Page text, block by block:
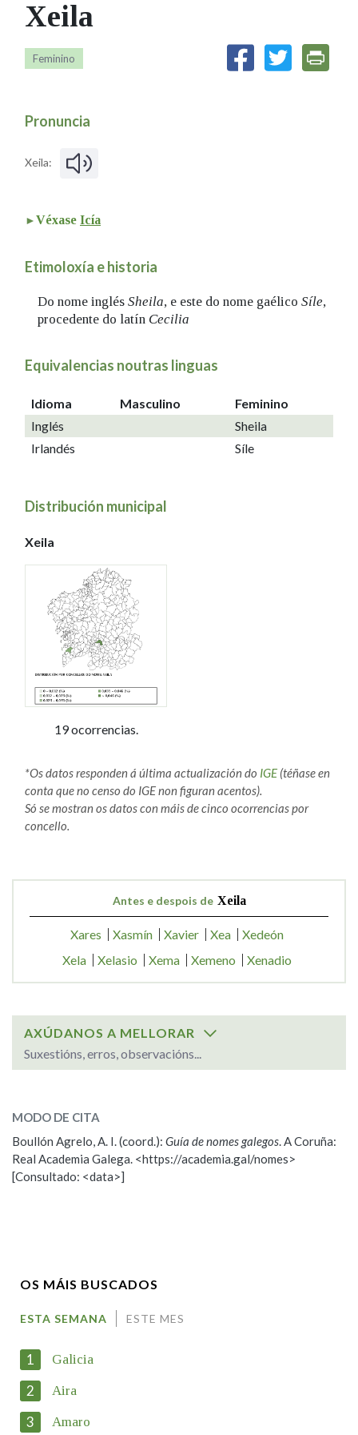
CASA-MUSEO EMILIA PARDO
60 ANOS DLG
Facebook
TwitterYoutubeInstagram
Xeila
Feminino
Pronuncia
Xeila:
Véxase Icía
Etimoloxía e historia
Do nome inglés Sheila, e este do nome gaélico Síle,
procedente do latín Cecilia
Equivalencias noutras linguas
Idioma Masculino
Feminino
Inglés
Sheila
Irlandés
Síle
Distribución municipal
Xeila
19 ocorrencias.
*Os datos responden á última actualización do IGE (téñase en
conta que no censo do IGE non figuran acentos).
Só se mostran os datos con máis de cinco ocorrencias por
concello.
Antes e despois de Xeila
Xares Xasmín Xavier Xea
Xedeón
Xela
Xelasio Xema Xemeno Xenadio
AXÚDANOS A MELLORAR
Suxestións, erros, observacións...
Xeila
ESCOLLE UNHA OPCIÓN:
Observación
Enderezo electrónico
MODO DE CITA
Boullón Agrelo, A. I. (coord.): Guía de nomes galegos. A Coruña:
Real Academia Galega. <https://academia.gal/nomes>
[Consultado: <data>]
OS MÁIS BUSCADOS
ESTA SEMANA ESTE MES
1 Galicia
2 Aira
3 Amaro